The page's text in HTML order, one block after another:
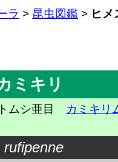
ラ > 昆虫図鑑 > ヒメ
ミキリ
ムシ亜目 カミキリ
rufipenne